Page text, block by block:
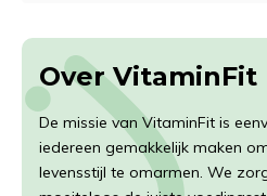
Over VitaminFit
De missie van VitaminFit is
iedereen gemakkelijk maken
levensstijl te omarmen. We